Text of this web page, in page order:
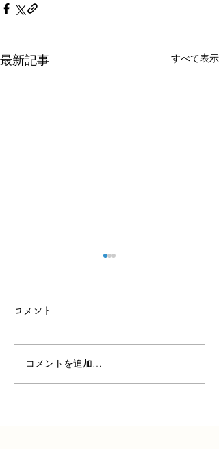
最新記事 すべて表示
運動会
コメント
コメントを追加…